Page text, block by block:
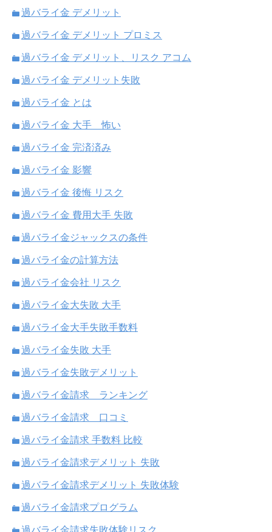
過バライ金 デメリット
過バライ金 デメリット プロミス
過バライ金 デメリット、リスク アコム
過バライ金 デメリット失敗
過バライ金 とは
過バライ金 大手 怖い
過バライ金 完済済み
過バライ金 影響
過バライ金 後悔 リスク
過バライ金 費用大手 失敗
過バライ金ジャックスの条件
過バライ金の計算方法
過バライ金会社 リスク
過バライ金大失敗 大手
過バライ金大手失敗手数料
過バライ金失敗 大手
過バライ金失敗デメリット
過バライ金請求 ランキング
過バライ金請求 口コミ
過バライ金請求 手数料 比較
過バライ金請求デメリット 失敗
過バライ金請求デメリット 失敗体験
過バライ金請求プログラム
過バライ金請求失敗体験リスク